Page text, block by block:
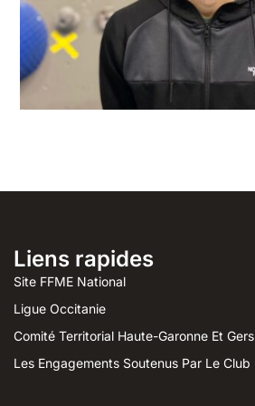
Liens rapides
Site FFME National
Ligue Occitanie
Comité Territorial Haute-Garonne Et Gers
Les Engagements Soutenus Par Le Club